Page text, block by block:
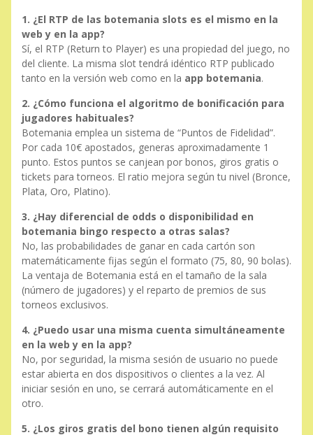
1. ¿El RTP de las botemania slots es el mismo en la
web y en la app?
Sí, el RTP (Return to Player) es una propiedad del juego, no
del cliente. La misma slot tendrá idéntico RTP publicado
tanto en la versión web como en la app botemania.
2. ¿Cómo funciona el algoritmo de bonificación para
jugadores habituales?
Botemania emplea un sistema de “Puntos de Fidelidad”.
Por cada 10€ apostados, generas aproximadamente 1
punto. Estos puntos se canjean por bonos, giros gratis o
tickets para torneos. El ratio mejora según tu nivel (Bronce,
Plata, Oro, Platino).
3. ¿Hay diferencial de odds o disponibilidad en
botemania bingo respecto a otras salas?
No, las probabilidades de ganar en cada cartón son
matemáticamente fijas según el formato (75, 80, 90 bolas).
La ventaja de Botemania está en el tamaño de la sala
(número de jugadores) y el reparto de premios de sus
torneos exclusivos.
4. ¿Puedo usar una misma cuenta simultáneamente
en la web y en la app?
No, por seguridad, la misma sesión de usuario no puede
estar abierta en dos dispositivos o clientes a la vez. Al
iniciar sesión en uno, se cerrará automáticamente en el
otro.
5. ¿Los giros gratis del bono tienen algún requisito